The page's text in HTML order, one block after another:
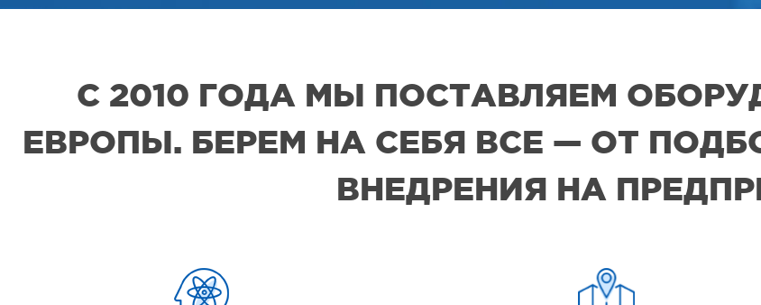
С 2010 ГОДА МЫ ПОСТАВЛЯЕМ
ЕВРОПЫ. БЕРЕМ НА СЕБЯ ВСЕ — ОТ
ВНЕДРЕНИЯ НА